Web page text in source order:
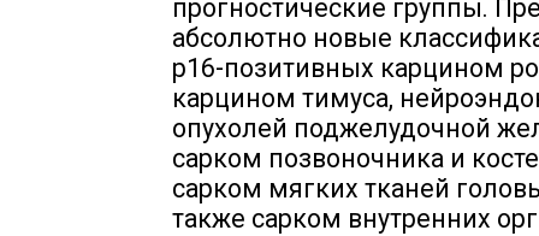
прогностические группы.
абсолютно новые
p16-позитивных карцином
карцином тимуса,
опухолей поджелудочной
сарком позвоночника и
сарком мягких тканей
также сарком внутренних